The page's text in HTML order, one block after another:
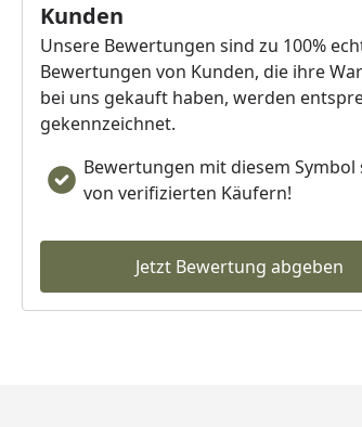
Kunden
Unsere Bewertungen sind zu 100%
Bewertungen von Kunden, die ihre
bei uns gekauft haben, werden
gekennzeichnet.
Bewertungen mit diesem Symbol
von verifizierten Käufern!
Jetzt Bewertung abgeben